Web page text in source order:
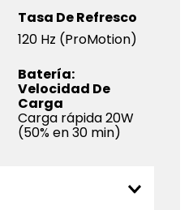
Tasa De Refresco
120 Hz (ProMotion)
Batería:
Velocidad De
Carga
Carga rápida 20W
(50% en 30 min)